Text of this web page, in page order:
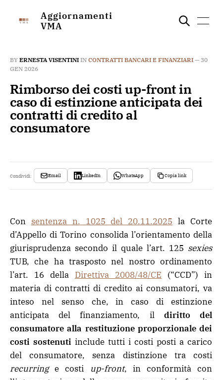
Aggiornamenti
VMA
BY ERNESTA VISENTINI IN CONTRATTI BANCARI E FINANZIARI — 30
GEN 2026
Rimborso dei costi up-front in
caso di estinzione anticipata dei
contratti di credito al
consumatore
Condividi: Email LinkedIn WhatsApp Copia link
Con sentenza n. 1025 del 20.11.2025 la Corte
d’Appello di Torino consolida l’orientamento della
giurisprudenza secondo il quale l’art. 125 sexies
TUB, che ha trasposto nel nostro ordinamento
l’art. 16 della Direttiva 2008/48/CE (“CCD”) in
materia di contratti di credito ai consumatori, va
inteso nel senso che, in caso di estinzione
anticipata del finanziamento, il diritto del
consumatore alla restituzione proporzionale dei
costi sostenuti include tutti i costi posti a carico
del consumatore, senza distinzione tra costi
recurringe costi up-front, in conformità con